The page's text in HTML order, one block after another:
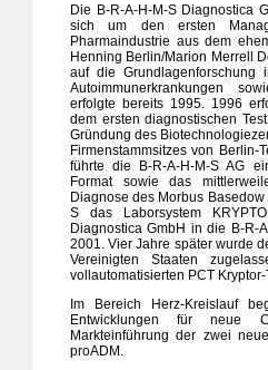
Die B-R-A-H-M-S Diagnostica
sich um den ersten
Pharmaindustrie aus dem
Henning Berlin/Marion Merrell
auf die
Autoimmunerkrankungen
erfolgte bereits 1995. 1996
dem ersten diagnostischen
Gründung des
Firmenstammsitzes von Berlin-
führte die B-R-A-H-M-S AG
Format sowie das
Diagnose des Morbus
S das Laborsystem
Diagnostica GmbH in die B-R-
2001. Vier Jahre später wurde
Vereinigten Staaten
vollautomatisierten PCT
Im Bereich Herz-Kreislauf
Entwicklungen für neue
Markteinführung der zwei
proADM.